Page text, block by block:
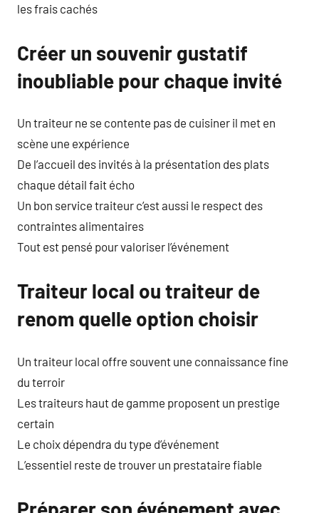
les frais cachés
Créer un souvenir gustatif
inoubliable pour chaque invité
Un traiteur ne se contente pas de cuisiner il met en
scène une expérience
De l’accueil des invités à la présentation des plats
chaque détail fait écho
Un bon service traiteur c’est aussi le respect des
contraintes alimentaires
Tout est pensé pour valoriser l’événement
Traiteur local ou traiteur de
renom quelle option choisir
Un traiteur local offre souvent une connaissance fine
du terroir
Les traiteurs haut de gamme proposent un prestige
certain
Le choix dépendra du type d’événement
L’essentiel reste de trouver un prestataire fiable